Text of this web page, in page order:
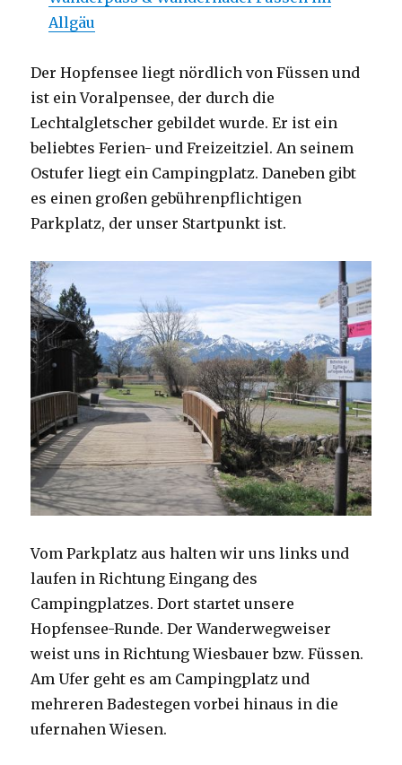
Allgäu
Der Hopfensee liegt nördlich von Füssen und
ist ein Voralpensee, der durch die
Lechtalgletscher gebildet wurde. Er ist ein
beliebtes Ferien- und Freizeitziel. An seinem
Ostufer liegt ein Campingplatz. Daneben gibt
es einen großen gebührenpflichtigen
Parkplatz, der unser Startpunkt ist.
Vom Parkplatz aus halten wir uns links und
laufen in Richtung Eingang des
Campingplatzes. Dort startet unsere
Hopfensee-Runde. Der Wanderwegweiser
weist uns in Richtung Wiesbauer bzw. Füssen.
Am Ufer geht es am Campingplatz und
mehreren Badestegen vorbei hinaus in die
ufernahen Wiesen.